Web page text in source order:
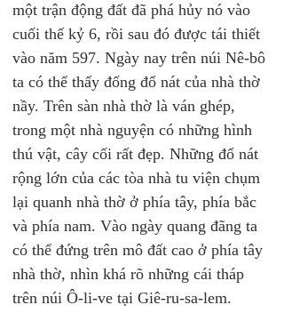
một trận động đất đã phá hủy nó vào
cuối thế kỷ 6, rồi sau đó được tái thiết
vào năm 597. Ngày nay trên núi Nê-bô
ta có thể thấy đống đổ nát của nhà thờ
nầy. Trên sàn nhà thờ là ván ghép,
trong một nhà nguyện có những hình
thú vật, cây cối rất đẹp. Những đổ nát
rộng lớn của các tòa nhà tu viện chụm
lại quanh nhà thờ ở phía tây, phía bắc
và phía nam. Vào ngày quang đãng ta
có thể đứng trên mô đất cao ở phía tây
nhà thờ, nhìn khá rõ những cái tháp
trên núi Ô-li-ve tại Giê-ru-sa-lem.